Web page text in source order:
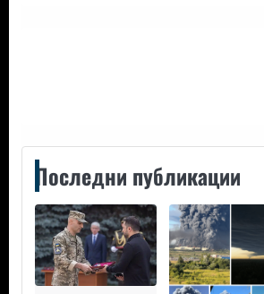
Последни публикации